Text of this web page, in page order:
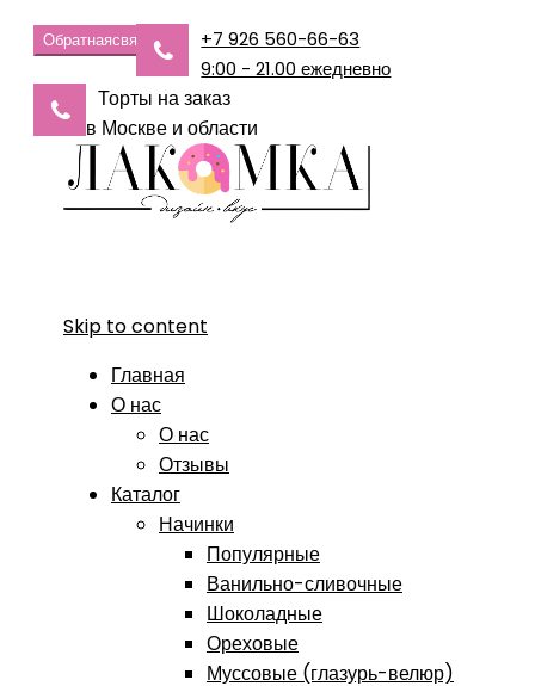
Обратнаясвязь
+7 926 560-66-63
9:00 - 21.00 ежедневно
Торты на заказ
в Москве и области
Skip to content
Главная
О нас
О нас
Отзывы
Каталог
Начинки
Популярные
Ванильно-сливочные
Шоколадные
Ореховые
Муссовые (глазурь-велюр)